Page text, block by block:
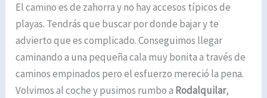
El camino es de zahorra y no hay accesos típicos de
playas. Tendrás que buscar por donde bajar y te
advierto que es complicado. Conseguimos llegar
caminando a una pequeña cala muy bonita a través de
caminos empinados pero el esfuerzo mereció la pena.
Volvimos al coche y pusimos rumbo a Rodalquilar,